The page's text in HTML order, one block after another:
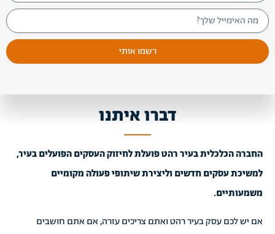
רשמו אותי
דברו איתנו
החברה הכלכלית בעיר רהט פועלת לחיזוק העסקים הפועלים בעיר,
למשיכת עסקים חדשים וליצירת שיתופי פעולה מקומיים
משמעותיים.
אם יש לכם עסק בעיר רהט ואתם צריכים עזרה, אם אתם חושבים